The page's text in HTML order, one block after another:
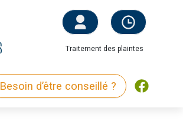
Traitement des plaintes
Besoin d’être conseillé ?